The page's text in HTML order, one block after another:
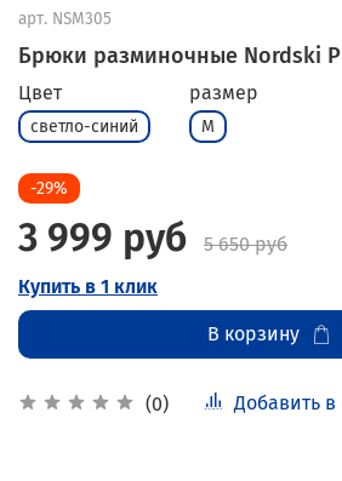
арт. NSM305
Брюки разминочные Nordski
(0) Добавить
Цвет
светло-синий
размер
M
-29%
3 999 руб
5 650 руб
Купить в 1 клик
В корзину